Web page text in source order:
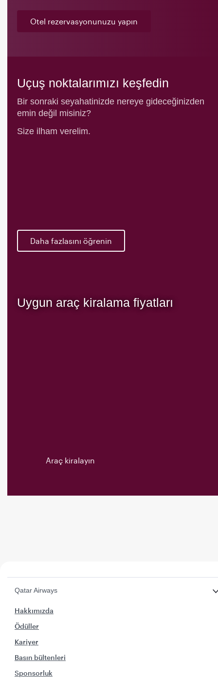
Otel rezervasyonunuzu yapın
Uçuş noktalarımızı keşfedin
Bir sonraki seyahatinizde nereye gideceğinizden
emin değil misiniz?
Size ilham verelim.
Daha fazlasını öğrenin
Uygun araç kiralama fiyatları
Araç kiralayın
Qatar Airways
Hakkımızda
Ödüller
Kariyer
Basın bültenleri
Sponsorluk